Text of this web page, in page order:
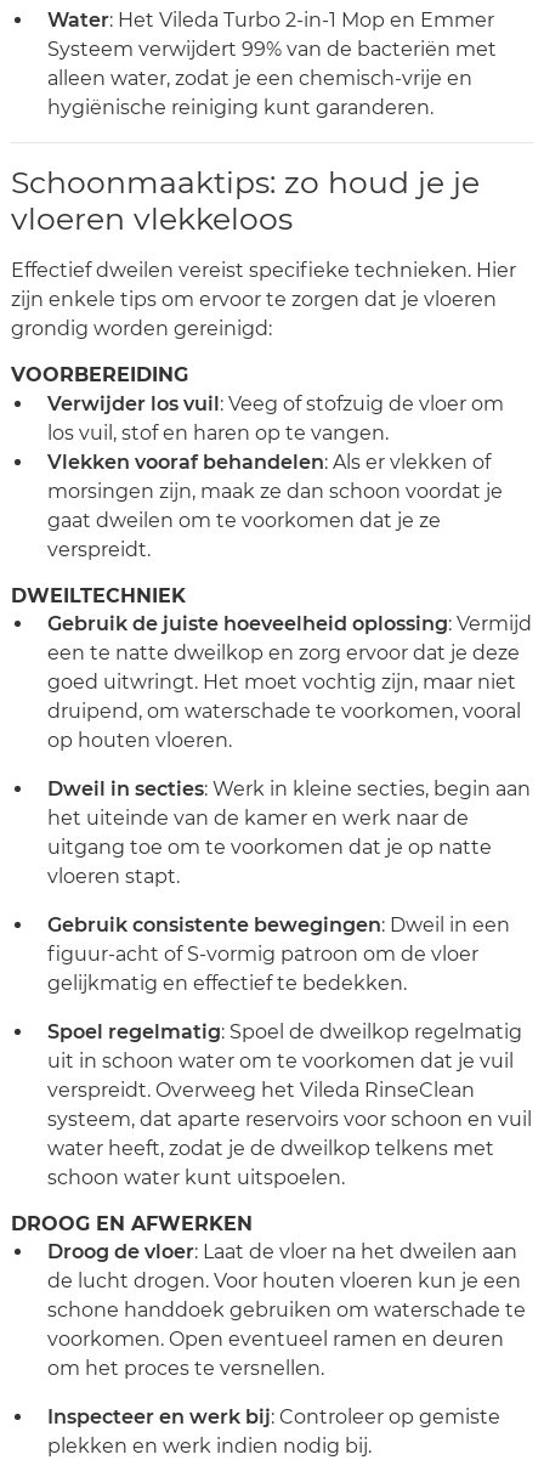
Water: Het Vileda Turbo 2-in-1 Mop en Emmer
Systeem verwijdert 99% van de bacteriën met
alleen water, zodat je een chemisch-vrije en
hygiënische reiniging kunt garanderen.
Schoonmaaktips: zo houd je je
vloeren vlekkeloos
Effectief dweilen vereist specifieke technieken. Hier
zijn enkele tips om ervoor te zorgen dat je vloeren
grondig worden gereinigd:
VOORBEREIDING
Verwijder los vuil: Veeg of stofzuig de vloer om
los vuil, stof en haren op te vangen.
Vlekken vooraf behandelen: Als er vlekken of
morsingen zijn, maak ze dan schoon voordat je
gaat dweilen om te voorkomen dat je ze
verspreidt.
DWEILTECHNIEK
Gebruik de juiste hoeveelheid oplossing: Vermijd
een te natte dweilkop en zorg ervoor dat je deze
goed uitwringt. Het moet vochtig zijn, maar niet
druipend, om waterschade te voorkomen, vooral
op houten vloeren.
Dweil in secties: Werk in kleine secties, begin aan
het uiteinde van de kamer en werk naar de
uitgang toe om te voorkomen dat je op natte
vloeren stapt.
Gebruik consistente bewegingen: Dweil in een
figuur-acht of S-vormig patroon om de vloer
gelijkmatig en effectief te bedekken.
Spoel regelmatig: Spoel de dweilkop regelmatig
uit in schoon water om te voorkomen dat je vuil
verspreidt. Overweeg het Vileda RinseClean
systeem, dat aparte reservoirs voor schoon en vuil
water heeft, zodat je de dweilkop telkens met
schoon water kunt uitspoelen.
DROOG EN AFWERKEN
Droog de vloer: Laat de vloer na het dweilen aan
de lucht drogen. Voor houten vloeren kun je een
schone handdoek gebruiken om waterschade te
voorkomen. Open eventueel ramen en deuren
om het proces te versnellen.
Inspecteer en werk bij: Controleer op gemiste
plekken en werk indien nodig bij.